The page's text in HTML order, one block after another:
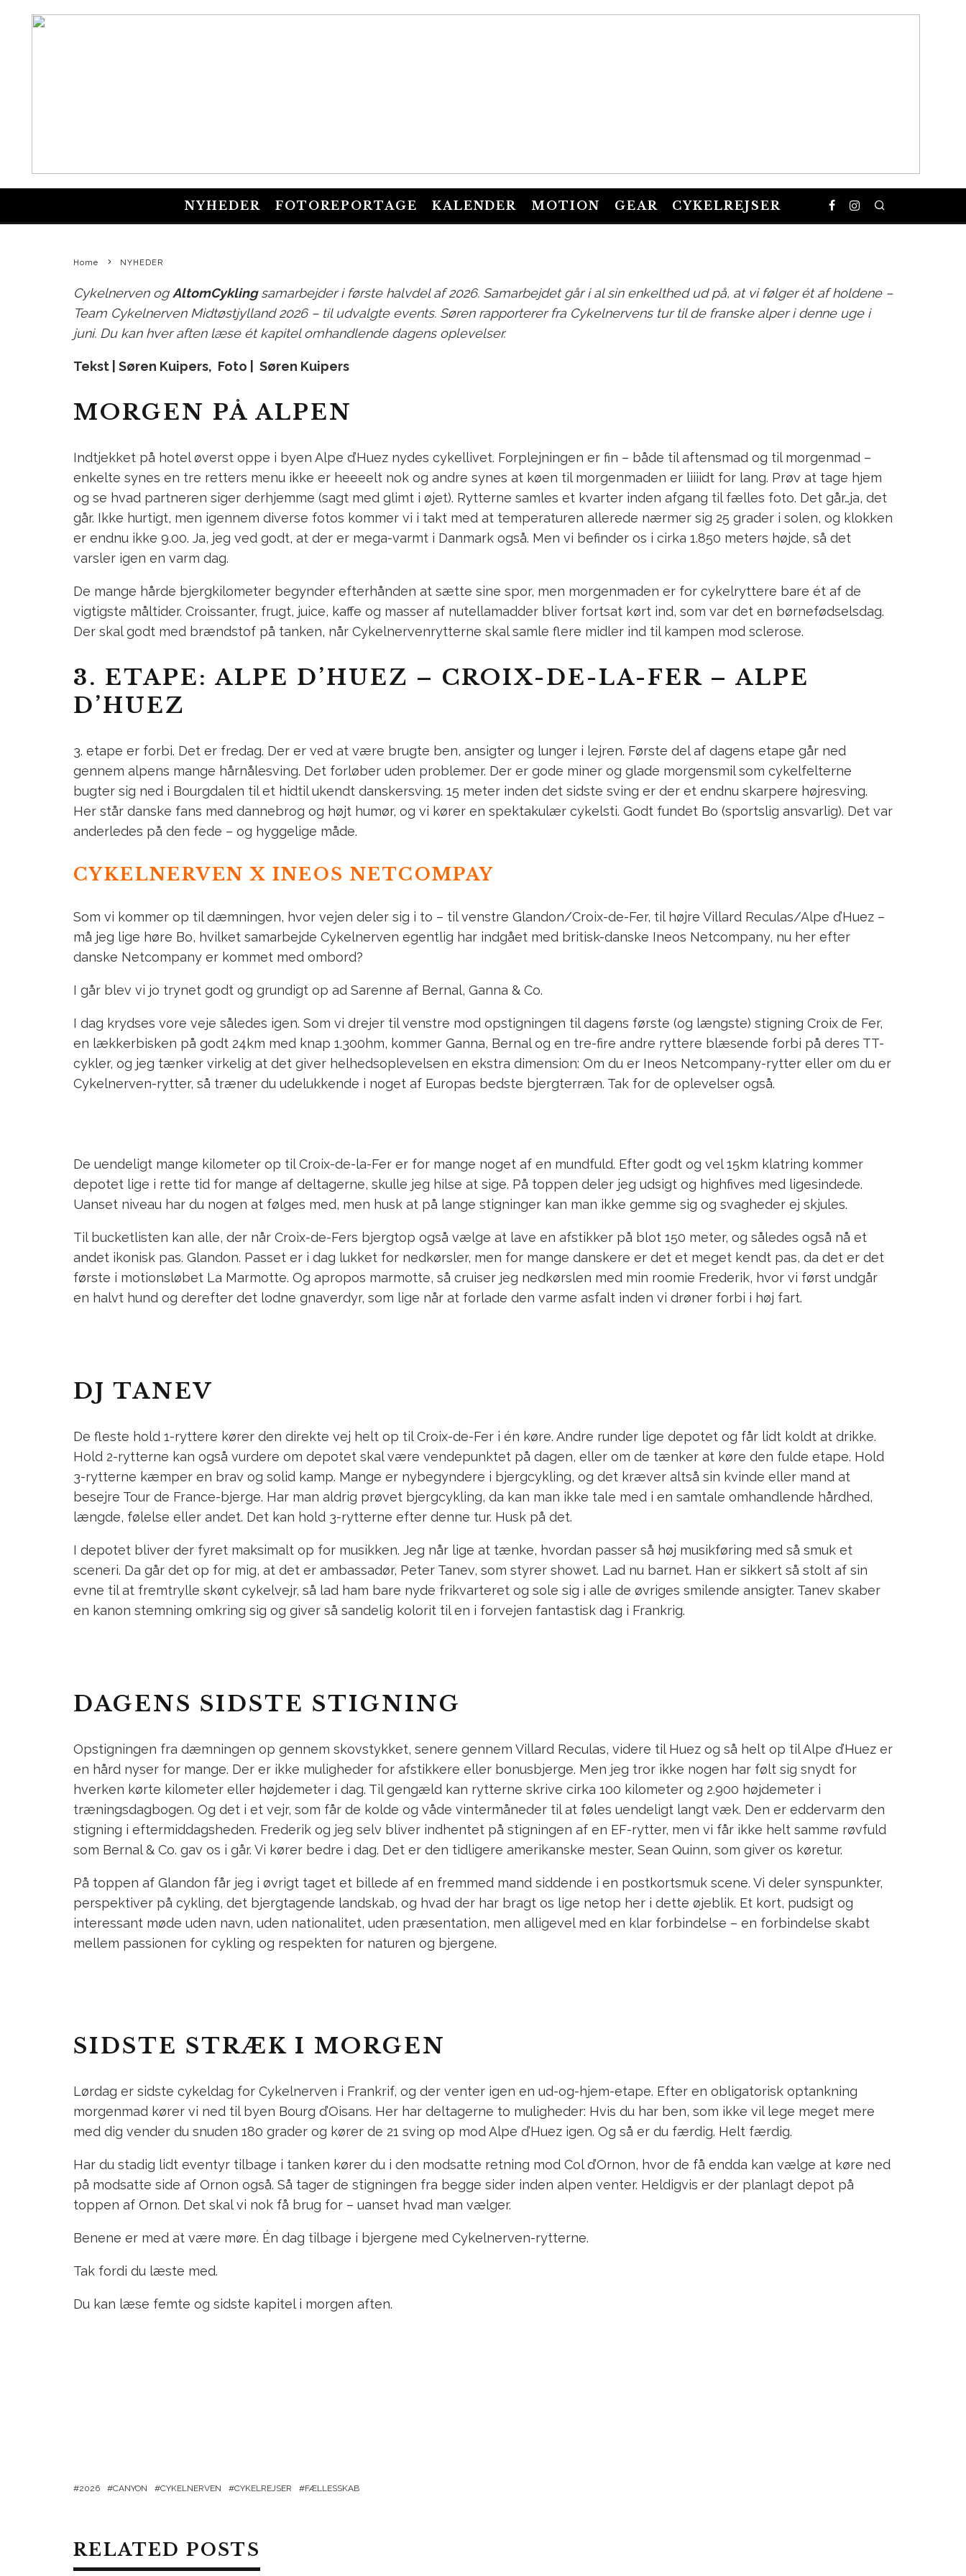
NYHEDER FOTOREPORTAGE KALENDER MOTION GEAR CYKELREJSER
SØREN KUIPERS · NYHEDER · JUNE 19, 2026
KAPITEL 4: CYKELNERVEN X AOC I
Home NYHEDER
Cykelnerven og AltomCyklingsamarbejder i første halvdel af 2026. Samarbejdet går i al sin enkelthed ud på, at vi følger ét af holdene –
Team Cykelnerven Midtøstjylland 2026 – til udvalgte events. Søren rapportererfra Cykelnervens tur til de franske alper i denne uge i
juni. Du kan hver aften læse ét kapitel omhandlende dagens oplevelser.
Tekst | Søren Kuipers, Foto | Søren Kuipers
MORGEN PÅ ALPEN
Indtjekket på hotel øverst oppe i byen Alpe d’Huez nydes cykellivet. Forplejningen er fin – både til aftensmad og til morgenmad –
enkelte synes en tre retters menu ikke er heeeelt nok og andre synes at køen til morgenmaden er liiiidt for lang. Prøv at tage hjem
og se hvad partneren siger derhjemme (sagt med glimt i øjet). Rytterne samles et kvarter inden afgang til fælles foto. Det går…ja, det
går. Ikke hurtigt, men igennem diverse fotos kommer vi i takt med at temperaturen allerede nærmer sig 25 grader i solen, og klokken
er endnu ikke 9.00. Ja, jeg ved godt, at der er mega-varmt i Danmark også. Men vi befinder os i cirka 1.850 meters højde, så det
varsler igen en varm dag.
De mange hårde bjergkilometer begynder efterhånden at sætte sine spor, men morgenmaden er for cykelryttere bare ét af de
vigtigste måltider. Croissanter, frugt, juice, kaffe og masser af nutellamadder bliver fortsat kørt ind, som var det en børnefødselsdag.
Der skal godt med brændstof på tanken, når Cykelnervenrytterne skal samle flere midler ind til kampen mod sclerose.
3. ETAPE: ALPE D’HUEZ – CROIX-DE-LA-FER – ALPE
D’HUEZ
3. etape er forbi. Det er fredag. Der er ved at være brugte ben, ansigter og lunger i lejren. Første del af dagens etape går ned
gennem alpens mange hårnålesving. Det forløber uden problemer. Der er gode miner og glade morgensmil som cykelfelterne
bugter sig ned i Bourgdalen til et hidtil ukendt danskersving. 15 meter inden det sidste sving er der et endnu skarpere højresving.
Her står danske fans med dannebrog og højt humør, og vi kører en spektakulær cykelsti. Godt fundet Bo (sportslig ansvarlig). Det var
anderledes på den fede – og hyggelige måde.
CYKELNERVEN X INEOS NETCOMPAY
Som vi kommer op til dæmningen, hvor vejen deler sig i to – til venstre Glandon/Croix-de-Fer, til højre Villard Reculas/Alpe d’Huez –
må jeg lige høre Bo, hvilket samarbejde Cykelnerven egentlig har indgået med britisk-danske Ineos Netcompany, nu her efter
danske Netcompany er kommet med ombord?
I går blev vi jo trynet godt og grundigt op ad Sarenne af Bernal, Ganna & Co.
I dag krydses vore veje således igen. Som vi drejer til venstre mod opstigningen til dagens første (og længste) stigning Croix de Fer,
en lækkerbisken på godt 24km med knap 1.300hm, kommer Ganna, Bernal og en tre-fire andre ryttere blæsende forbi på deres TT-
cykler, og jeg tænker virkelig at det giver helhedsoplevelsen en ekstra dimension: Om du er Ineos Netcompany-rytter eller om du er
Cykelnerven-rytter, så træner du udelukkende i noget af Europas bedste bjergterræn. Tak for de oplevelser også.
De uendeligt mange kilometer op til Croix-de-la-Fer er for mange noget af en mundfuld. Efter godt og vel 15km klatring kommer
depotet lige i rette tid for mange af deltagerne, skulle jeg hilse at sige. På toppen deler jeg udsigt og highfives med ligesindede.
Uanset niveau har du nogen at følges med, men husk at på lange stigninger kan man ikke gemme sig og svagheder ej skjules.
Til bucketlisten kan alle, der når Croix-de-Fers bjergtop også vælge at lave en afstikker på blot 150 meter, og således også nå et
andet ikonisk pas. Glandon. Passet er i dag lukket for nedkørsler, men for mange danskere er det et meget kendt pas, da det er det
første i motionsløbet La Marmotte. Og apropos marmotte, så cruiser jeg nedkørslen med min roomie Frederik, hvor vi først undgår
en halvt hund og derefter det lodne gnaverdyr, som lige når at forlade den varme asfalt inden vi drøner forbi i høj fart.
DJ TANEV
De fleste hold 1-ryttere kører den direkte vej helt op til Croix-de-Fer i én køre. Andre runder lige depotet og får lidt koldt at drikke.
Hold 2-rytterne kan også vurdere om depotet skal være vendepunktet på dagen, eller om de tænker at køre den fulde etape. Hold
3-rytterne kæmper en brav og solid kamp. Mange er nybegyndere i bjergcykling, og det kræver altså sin kvinde eller mand at
besejre Tour de France-bjerge. Har man aldrig prøvet bjergcykling, da kan man ikke tale med i en samtale omhandlende hårdhed,
længde, følelse eller andet. Det kan hold 3-rytterne efter denne tur. Husk på det.
I depotet bliver der fyret maksimalt op for musikken. Jeg når lige at tænke, hvordan passer så høj musikføring med så smuk et
sceneri. Da går det op for mig, at det er ambassadør, Peter Tanev, som styrer showet. Lad nu barnet. Han er sikkert så stolt af sin
evne til at fremtrylle skønt cykelvejr, så lad ham bare nyde frikvarteret og sole sig i alle de øvriges smilende ansigter. Tanev skaber
en kanon stemning omkring sig og giver så sandelig kolorit til en i forvejen fantastisk dag i Frankrig.
DAGENS SIDSTE STIGNING
Opstigningen fra dæmningen op gennem skovstykket, senere gennem Villard Reculas, videre til Huez og så helt op til Alpe d’Huez er
en hård nyser for mange. Der er ikke muligheder for afstikkere eller bonusbjerge. Men jeg tror ikke nogen har følt sig snydt for
hverken kørte kilometer eller højdemeter i dag. Til gengæld kan rytterne skrive cirka 100 kilometer og 2.900 højdemeter i
træningsdagbogen. Og det i et vejr, som får de kolde og våde vintermåneder til at føles uendeligt langt væk. Den er eddervarm den
stigning i eftermiddagsheden. Frederik og jeg selv bliver indhentet på stigningen af en EF-rytter, men vi får ikke helt samme røvfuld
som Bernal & Co. gav os i går. Vi kører bedre i dag. Det er den tidligere amerikanske mester, Sean Quinn, som giver os køretur.
På toppen af Glandon får jeg i øvrigt taget et billede af en fremmed mand siddende i en postkortsmuk scene. Vi deler synspunkter,
perspektiver på cykling, det bjergtagende landskab, og hvad der har bragt os lige netop her i dette øjeblik. Et kort, pudsigt og
interessant møde uden navn, uden nationalitet, uden præsentation, men alligevel med en klar forbindelse – en forbindelse skabt
mellem passionen for cykling og respekten for naturen og bjergene.
SIDSTE STRÆK I MORGEN
Lørdag er sidste cykeldag for Cykelnerven i Frankrif, og der venter igen en ud-og-hjem-etape. Efter en obligatorisk optankning
morgenmad kører vi ned til byen Bourg d’Oisans. Her har deltagerne to muligheder: Hvis du har ben, som ikke vil lege meget mere
med dig vender du snuden 180 grader og kører de 21 sving op mod Alpe d’Huez igen. Og så er du færdig. Helt færdig.
Har du stadig lidt eventyr tilbage i tanken kører du i den modsatte retning mod Col d’Ornon, hvor de få endda kan vælge at køre ned
på modsatte side af Ornon også. Så tager de stigningen fra begge sider inden alpen venter. Heldigvis er der planlagt depot på
toppen af Ornon. Det skal vi nok få brug for – uanset hvad man vælger.
Benene er med at være møre. Én dag tilbage i bjergene med Cykelnerven-rytterne.
Tak fordi du læste med.
Du kan læse femte og sidste kapitel i morgen aften.
2026 CANYON CYKELNERVEN CYKELREJSER FÆLLESSKAB
RELATED POSTS